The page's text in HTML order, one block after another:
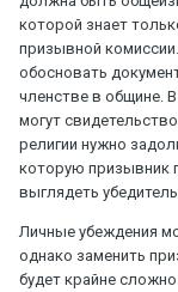
которой знает
призывной
обосновать
членстве в общине.
могут
религии нужно
которую призывник
выглядеть
Личные убеждения
однако заменить
будет крайне